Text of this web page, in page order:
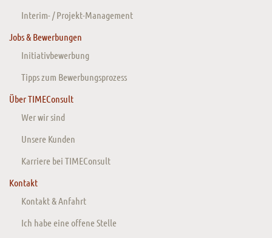
Interim- / Projekt-Management
Jobs & Bewerbungen
Initiativbewerbung
Tipps zum Bewerbungsprozess
Über TIMEConsult
Wer wir sind
Unsere Kunden
Karriere bei TIMEConsult
Kontakt
Kontakt & Anfahrt
Ich habe eine offene Stelle